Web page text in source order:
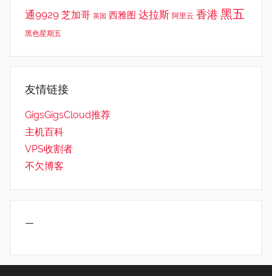
通9929 芝加哥 英国 西雅图 达拉斯 阿里云 香港 黑五
黑色星期五
友情链接
GigsGigsCloud推荐
主机百科
VPS收割者
不欠博客
—